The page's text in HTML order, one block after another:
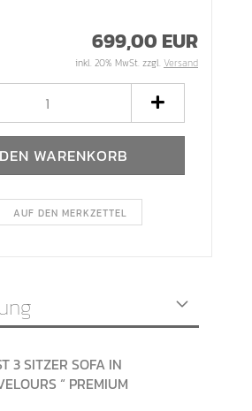
699,00 EUR
inkl. 20% MwSt. zzgl. Versand
AUF DEN MERKZETTEL
3 SITZER SOFA IN
“ PREMIUM